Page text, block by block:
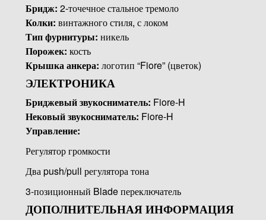
Бридж: 2-точечное стальное тремоло
Колки: винтажного стиля, с локом
Тип фурнитуры: никель
Порожек: кость
Крышка анкера: логотип “Fiore” (цветок)
ЭЛЕКТРОНИКА
Бриджевый звукосниматель: Fiore-H
Нековый звукосниматель: Fiore-H
Управление:
Регулятор громкости
Два push/pull регулятора тона
3-позиционный Blade переключатель
ДОПОЛНИТЕЛЬНАЯ ИНФОРМАЦИЯ